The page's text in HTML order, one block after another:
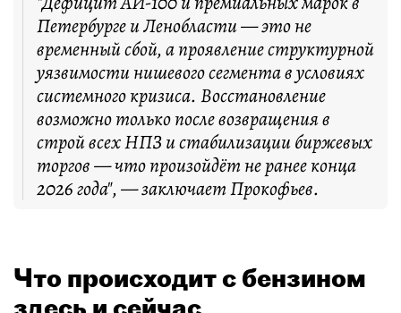
Петербурге и Ленобласти — это не
временный сбой, а проявление структурной
уязвимости нишевого сегмента в условиях
системного кризиса. Восстановление
возможно только после возвращения в
строй всех НПЗ и стабилизации биржевых
торгов — что произойдёт не ранее конца
2026 года", — заключает Прокофьев.
Что происходит с бензином